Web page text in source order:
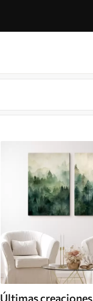
Últimas creaciones